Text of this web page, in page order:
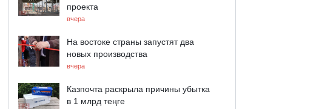
проекта
вчера
На востоке страны запустят два
новых производства
вчера
Казпочта раскрыла причины убытка
в 1 млрд теңге